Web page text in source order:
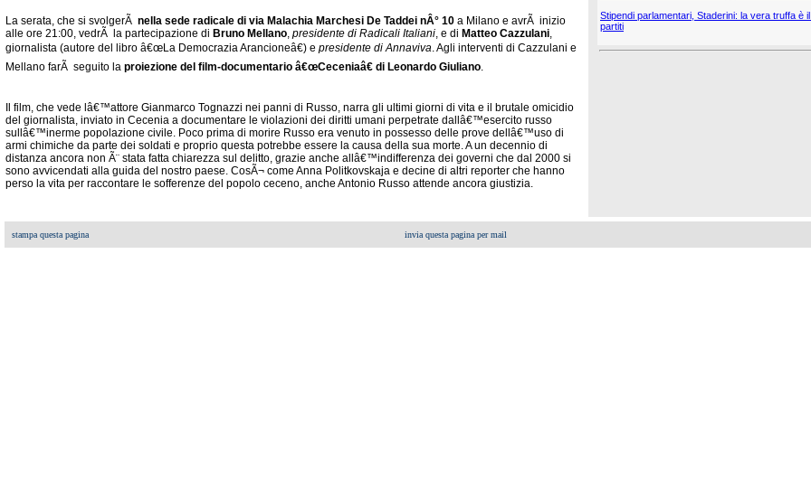
La serata, che si svolgerÃ nella sede radicale di via Malachia Marchesi De Taddei nÂ° 10 a Milano e avrÃ inizio
alle ore 21:00, vedrÃ la partecipazione di Bruno Mellano, presidente di Radicali Italiani, e di Matteo Cazzulani,
giornalista (autore del libro â€œLa Democrazia Arancioneâ€) e presidente di Annaviva. Agli interventi di Cazzulani e
Mellano farÃ seguito la proiezione del film-documentario â€œCeceniaâ€ di Leonardo Giuliano.
Il film, che vede lâ€™attore Gianmarco Tognazzi nei panni di Russo, narra gli ultimi giorni di vita e il brutale omicidio
del giornalista, inviato in Cecenia a documentare le violazioni dei diritti umani perpetrate dallâ€™esercito russo
sullâ€™inerme popolazione civile. Poco prima di morire Russo era venuto in possesso delle prove dellâ€™uso di
armi chimiche da parte dei soldati e proprio questa potrebbe essere la causa della sua morte. A un decennio di
distanza ancora non Ã¨ stata fatta chiarezza sul delitto, grazie anche allâ€™indifferenza dei governi che dal 2000 si
sono avvicendati alla guida del nostro paese. CosÃ¬ come Anna Politkovskaja e decine di altri reporter che hanno
perso la vita per raccontare le sofferenze del popolo ceceno, anche Antonio Russo attende ancora giustizia.
Stipendi parlamentari, Staderini: la vera truffa è
partiti
stampa questa pagina invia questa pagina per mail